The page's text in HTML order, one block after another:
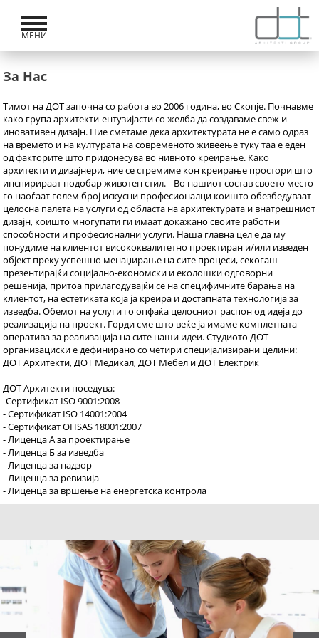
МЕНИ
За Нас
Tимот на ДОТ започна со работа во 2006 година, во Скопје. Почнавме
како група архитекти-ентузијасти со желба да создаваме свеж и
иновативен дизајн. Ние сметаме дека архитектурата не е само одраз
на времето и на културата на современото живеење туку таа е еден
од факторите што придонесува во нивното креирање. Како
архитекти и дизајнери, ние се стремиме кон креирање простори што
инспирираат подобар животен стил. Во нашиот состав своето место
го наоѓаат голем број искусни професионалци коишто обезбедуваат
целосна палета на услуги од областа на архитектурата и внатрешниот
дизајн, коишто многупати ги имаат докажано своите работни
способности и професионални услуги. Наша главна цел е да му
понудиме на клиентот висококвалитетно проектиран и/или изведен
објект преку успешно менаџирање на сите процеси, секогаш
презентирајќи социјално-економски и еколошки одговорни
решенија, притоа прилагодувајќи се на специфичните барања на
клиентот, на естетиката која ја креира и достапната технологија за
изведба. Обемот на услуги го опфаќа целосниот распон од идеја до
реализација на проект. Горди сме што веќе ја имаме комплетната
оператива за реализација на сите наши идеи. Студиото ДОТ
организациски е дефинирано со четири специјализирани целини:
ДОТ Архитекти, ДОТ Медикал, ДОТ Мебел и ДОТ Електрик
ДОТ Архитекти поседува:
-Сертификат ISO 9001:2008
- Сертификат ISO 14001:2004
- Сертификат OHSAS 18001:2007
- Лиценца А за проектирање
- Лиценца Б за изведба
- Лиценца за надзор
- Лиценца за ревизија
- Лиценца за вршење на енергетска контрола